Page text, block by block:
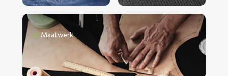
Maatwerk